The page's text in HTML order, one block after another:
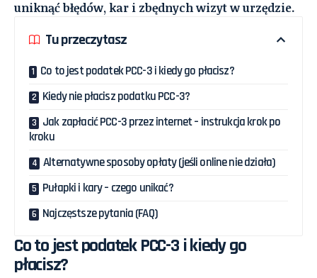
uniknąć błędów, kar i zbędnych wizyt w urzędzie.
Tu przeczytasz
Co to jest podatek PCC-3 i kiedy go płacisz?
Kiedy nie płacisz podatku PCC-3?
Jak zapłacić PCC-3 przez internet – instrukcja krok po
kroku
Alternatywne sposoby opłaty (jeśli online nie działa)
Pułapki i kary – czego unikać?
Najczęstsze pytania (FAQ)
Co to jest podatek PCC-3 i kiedy go
płacisz?